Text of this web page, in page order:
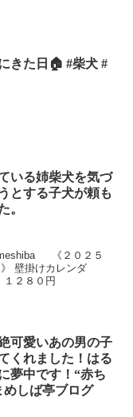
きた日🏠 #柴犬 #
いる姉柴犬を気づ
とする子犬が頼も
。
《２０２５
壁掛けカレンダ
・１２８０円
可愛いあの男の子
くれました！はる
夢中です！“赤ち
めしば亭ブログ